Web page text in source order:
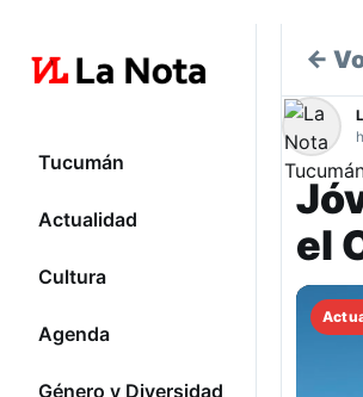
Tucumán
Actualidad
Cultura
Agenda
Género y Diversidad
←
el